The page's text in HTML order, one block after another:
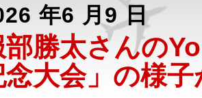
年6 月9 日
部勝太さんの
念大会」の様